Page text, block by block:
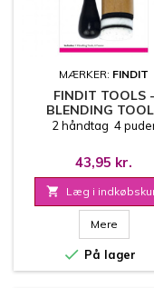
MÆRKER: FINDIT
FINDIT TOOLS -
BLENDING
2 håndtag 4
43,95 kr.
 Læg i
Mere
 På lager